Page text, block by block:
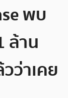
พบ
ล้าน
ว่าเคย